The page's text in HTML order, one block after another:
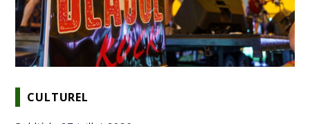
CULTUREL